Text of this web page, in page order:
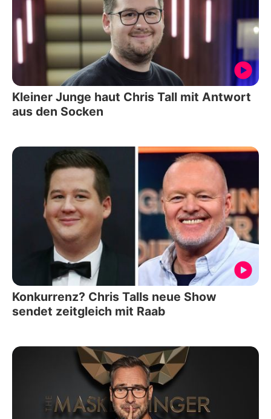
Kleiner Junge haut Chris Tall mit Antwort
aus den Socken
Konkurrenz? Chris Talls neue Show
sendet zeitgleich mit Raab